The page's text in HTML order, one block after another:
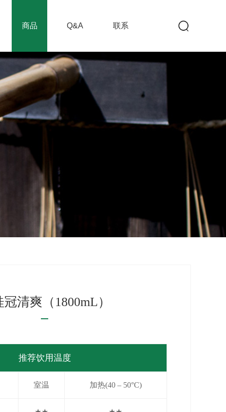
商品 Q&A 联系
冠清爽（1800mL）
推荐饮用温度
室温 加热(40 – 50°C)